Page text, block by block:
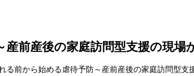
前産後の家庭訪問型支援の現場
前から始める虐待予防～産前産後の家庭訪問型